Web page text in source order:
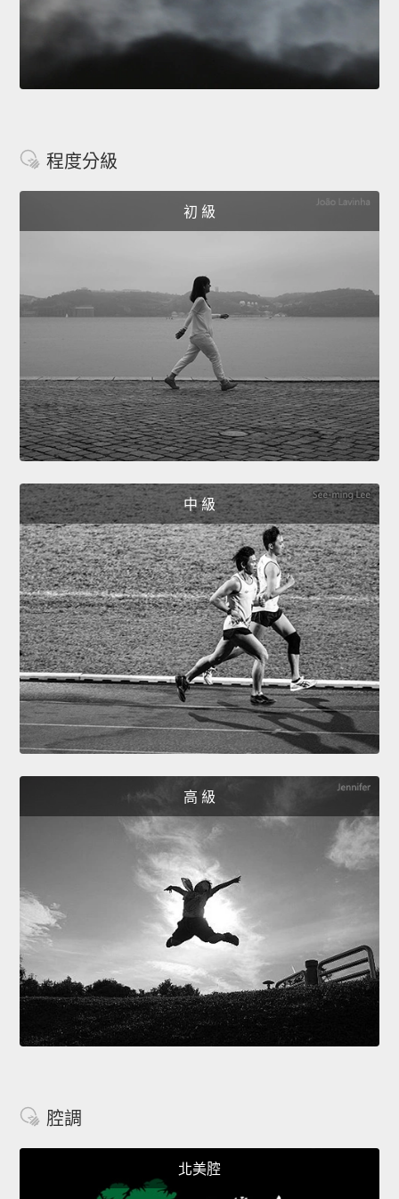
程度分級
初 級
中 級
高 級
腔調
北美腔